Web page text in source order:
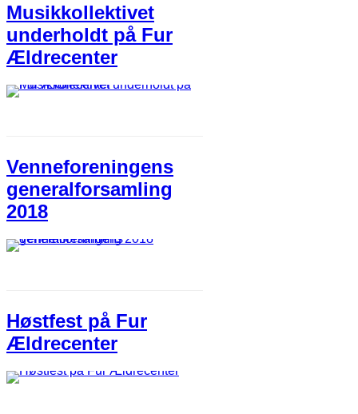
Musikkollektivet
underholdt på Fur
Ældrecenter
Venneforeningens
generalforsamling
2018
Høstfest på Fur
Ældrecenter